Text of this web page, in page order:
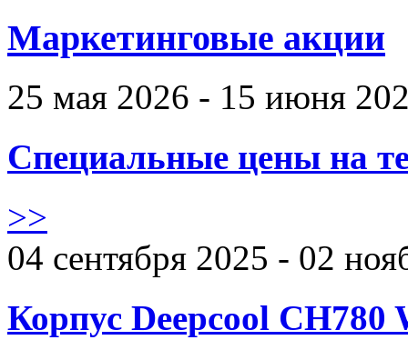
Маркетинговые акции
25 мая 2026 - 15 июня
Специальные цены на
>>
04 сентября 2025 - 02
Корпус Deepcool CH780